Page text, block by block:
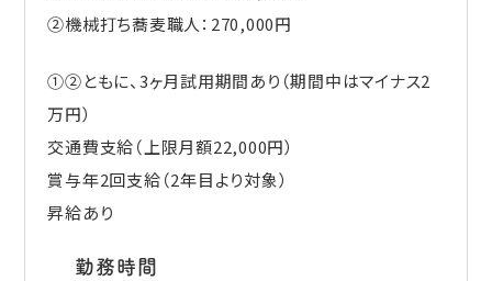
➁機械打ち蕎麦職人：270,000円
①➁ともに、3ヶ月試用期間あり（期間中はマイナス2
万円）
交通費支給（上限月額22,000円）
賞与年2回支給（2年目より対象）
昇給あり
勤務時間